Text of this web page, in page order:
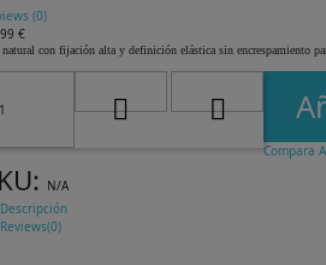
(0)
€
natural con fijación alta y definición elástica sin encrespamiento
Compara
N/A
Descripción
Reviews(0)